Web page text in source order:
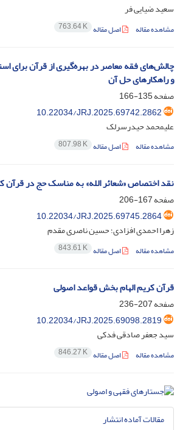
سعید ضیایی فر
مشاهده مقاله اصل مقاله 763.64 K
چالش‌های فقه معاصر در بهره‌گیری از قرآن برای
و راهکارهای حل آن
صفحه135-166
10.22034/JRJ.2025.69742.2862
علیمحمد حیدرسرلک
مشاهده مقاله اصل مقاله 807.98 K
نقد اختصاص «شعائر الله» به مناسک حج در قرآن
صفحه167-206
10.22034/JRJ.2025.69745.2864
زهرا احمدی افزادی؛ حسین ناصری مقدم
مشاهده مقاله اصل مقاله 843.61 K
قرآن کریم الهام بخش قواعد اصولی
صفحه207-236
10.22034/JRJ.2025.69098.2819
سید جعفر صادقی فدکی
مشاهده مقاله اصل مقاله 846.27 K
مقالات آماده انتشار